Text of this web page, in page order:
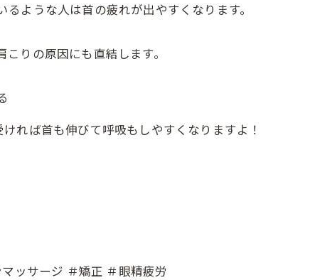
ような人は首の疲れが出やすくなります。
りの原因にも直結します。
ければ首も伸びて呼吸もしやすくなりますよ！
ッサージ ＃矯正 ＃眼精疲労